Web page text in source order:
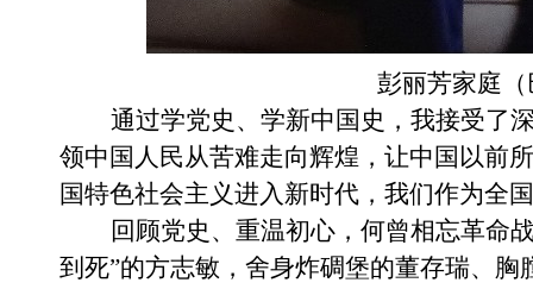
彭丽芳家庭
通过学党史、学新中国史，我接受了
领中国人民从苦难走向辉煌，让中国以前
国特色社会主义进入新时代，我们作为全
回顾党史、重温初心，何曾相忘革命
到死”的方志敏，舍身炸碉堡的董存瑞、